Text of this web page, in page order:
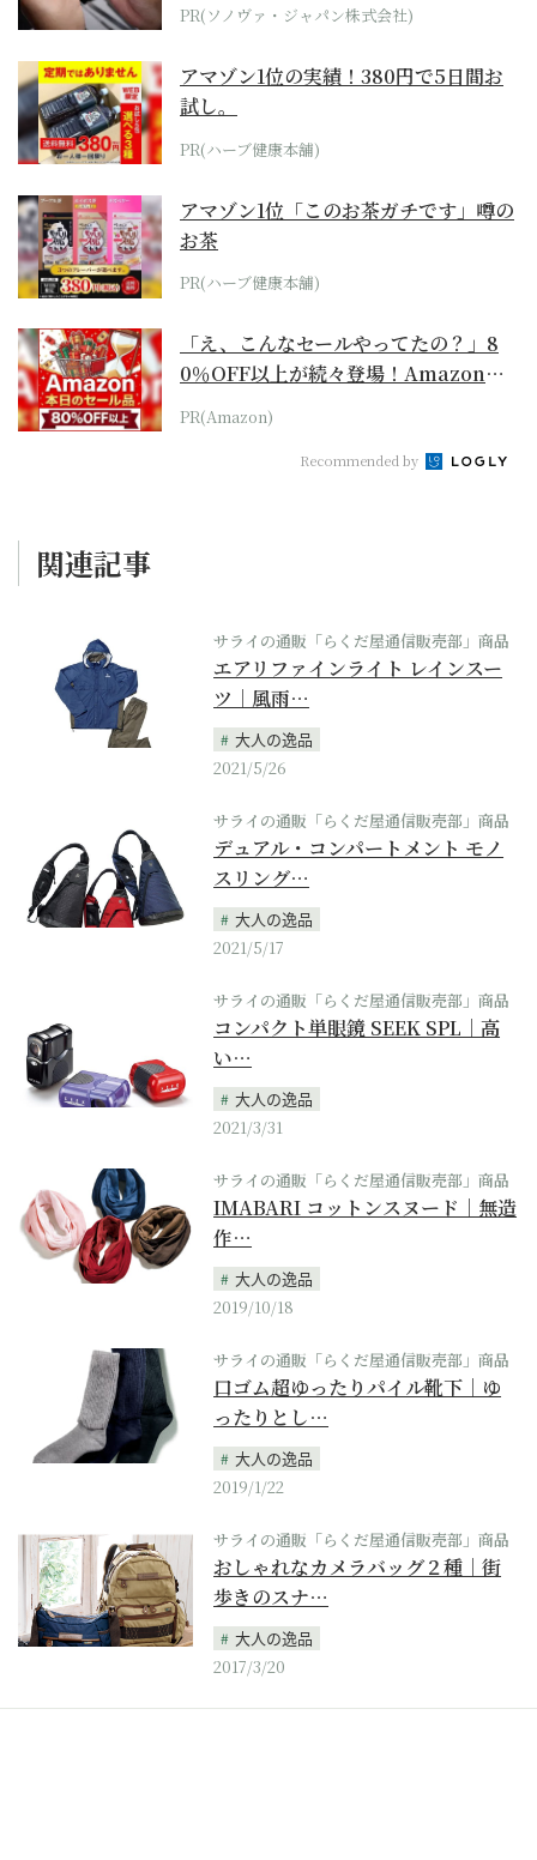
PR(ソノヴァ・ジャパン株式会社)
アマゾン1位の実績！380円で5日間お
試し。
PR(ハーブ健康本舗)
アマゾン1位「このお茶ガチです」噂の
お茶
PR(ハーブ健康本舗)
「え、こんなセールやってたの？」8
0％OFF以上が続々登場！Amazonの
本気が...
PR(Amazon)
Recommended by
関連記事
サライの通販「らくだ屋通信販売部」商品
エアリファインライト レインスー
ツ｜風雨…
大人の逸品
2021/5/26
サライの通販「らくだ屋通信販売部」商品
デュアル・コンパートメント モノ
スリング…
大人の逸品
2021/5/17
サライの通販「らくだ屋通信販売部」商品
コンパクト単眼鏡 SEEK SPL｜高
い…
大人の逸品
2021/3/31
サライの通販「らくだ屋通信販売部」商品
IMABARI コットンスヌード｜無造
作…
大人の逸品
2019/10/18
サライの通販「らくだ屋通信販売部」商品
口ゴム超ゆったりパイル靴下｜ゆ
ったりとし…
大人の逸品
2019/1/22
サライの通販「らくだ屋通信販売部」商品
おしゃれなカメラバッグ２種｜街
歩きのスナ…
大人の逸品
2017/3/20